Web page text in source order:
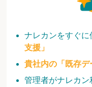
ナレカンをすぐに
支援」
貴社内の「既存デ
管理者がナレカン